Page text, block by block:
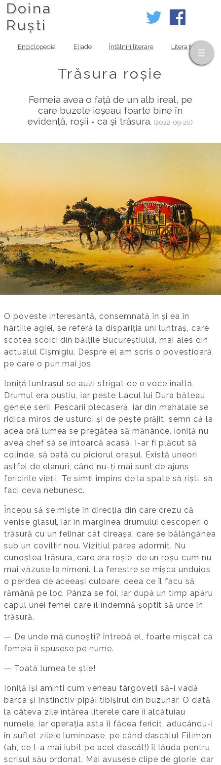
Doina
Ruști
Enciclopedia Eliade Întâlniri literare Litera MOV
Trăsura roșie
Femeia avea o față de un alb ireal, pe
care buzele ieșeau foarte bine în
evidență, roșii ‑ ca și trăsura.(2022-09-20)
O poveste interesantă, consemnată în și ea în
hârtiile agiei, se referă la dispariția uni luntraș, care
scotea scoici din bălțile Bucureștiului, mai ales din
actualul Cișmigiu. Despre el am scris o povestioară,
pe care o pun mai jos.
Ioniță luntrașul se auzi strigat de o voce înaltă.
Drumul era pustiu, iar peste Lacul lui Dura băteau
genele serii. Pescarii plecaseră, iar din mahalale se
ridica miros de usturoi și de pește prăjit, semn că la
acea oră lumea se pregătea să mănânce. Ioniță nu
avea chef să se întoarcă acasă. I-ar fi plăcut să
colinde, să bată cu piciorul orașul. Există uneori
astfel de elanuri, când nu-ți mai sunt de ajuns
fericirile vieții. Te simți împins de la spate să riști, să
faci ceva nebunesc.
Începu să se miște în direcția din care crezu că
venise glasul, iar în marginea drumului descoperi o
trăsură cu un felinar cât cireașa, care se bălăngănea
sub un coviltir nou. Vizitiul părea adormit. Nu
cunoștea trăsura, care era roșie, de un roșu cum nu
mai văzuse la nimeni. La ferestre se mișca unduios
o perdea de aceeași culoare, ceea ce îl făcu să
rămână pe loc. Pânza se foi, iar după un timp apăru
capul unei femei care îl îndemnă șoptit să urce în
trăsură.
— De unde mă cunoști? întrebă el, foarte mișcat că
femeia îi spusese pe nume.
— Toată lumea te știe!
Ioniță își aminti cum veneau târgoveții să-i vadă
barca și instinctiv pipăi tibișirul din buzunar. O dată
la câteva zile întărea literele care îi alcătuiau
numele, iar operația asta îl făcea fericit, aducându-i
în suflet zilele luminoase, pe când dascălul Filimon
(ah, ce l-a mai iubit pe acel dascăl!) îl lăuda pentru
scrisul său ordonat. Mai avusese clipe de glorie, dar